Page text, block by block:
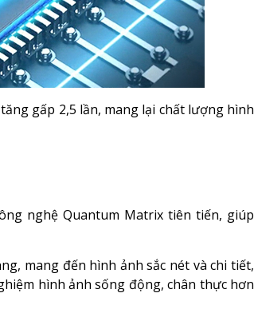
gấp 2,5 lần, mang lại chất lượng hình
nghệ Quantum Matrix tiên tiến, giúp
mang đến hình ảnh sắc nét và chi tiết,
hình ảnh sống động, chân thực hơn